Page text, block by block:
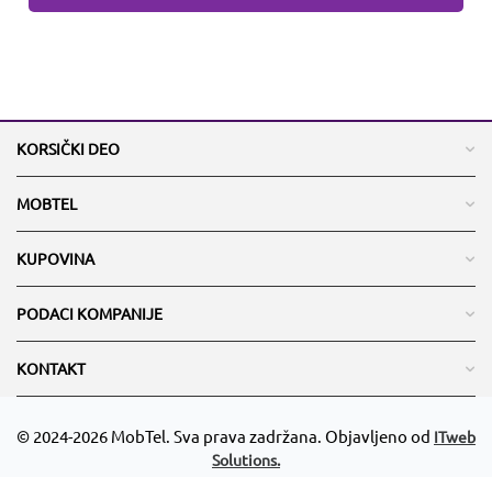
KORSIČKI DEO
MOBTEL
KUPOVINA
PODACI KOMPANIJE
KONTAKT
© 2024-2026 MobTel. Sva prava zadržana. Objavljeno od ITweb
Solutions.